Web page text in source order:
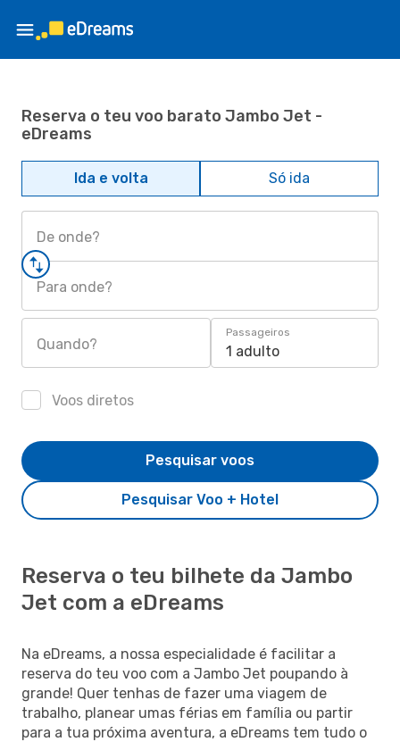
Reserva o teu voo barato Jambo Jet -
eDreams
Ida e volta Só ida
De onde?
Para onde?
Quando?
Passageiros
1 adulto
Voos diretos
Pesquisar Voo + Hotel
Pesquisar voos
Reserva o teu bilhete da Jambo
Jet com a eDreams
Na eDreams, a nossa especialidade é facilitar a
reserva do teu voo com a Jambo Jet poupando à
grande! Quer tenhas de fazer uma viagem de
trabalho, planear umas férias em família ou partir
para a tua próxima aventura, a eDreams tem tudo o